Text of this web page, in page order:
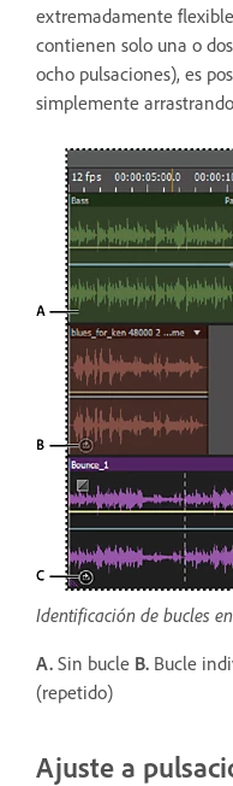
extremadamente
contienen solo una o
ocho pulsaciones), es
simplemente
Identificación de bucles
A. Sin bucle B. Bucle
(repetido)
Ajuste a